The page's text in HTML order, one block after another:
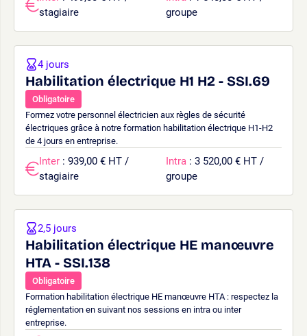
stagiaire
groupe
Habilitation électrique H1 H2 - SSI.69
Obligatoire
Formez votre personnel électricien aux règles de sécurité
électriques grâce à notre formation habilitation électrique H1-H2
de 4 jours en entreprise.
4 jours
Inter : 939,00 € HT /
stagiaire
Intra : 3 520,00 € HT /
groupe
Habilitation électrique HE manœuvre
HTA - SSI.138
Obligatoire
Formation habilitation électrique HE manœuvre HTA : respectez la
réglementation en suivant nos sessions en intra ou inter
entreprise.
2,5 jours